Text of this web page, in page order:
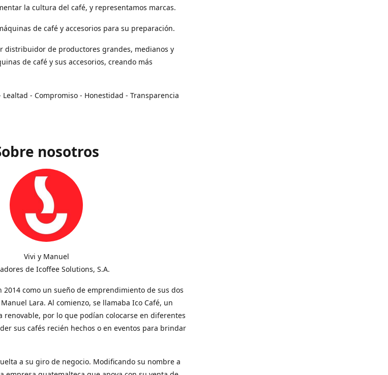
la cultura del café, y representamos marcas.
de café y accesorios para su preparación.
distribuidor de productores grandes, medianos y
de café y sus accesorios, creando más
- Honestidad - Transparencia
nosotros
Vivi y Manuel
de Icoffee Solutions, S.A.
2014 como un sueño de emprendimiento de sus dos
Lara. Al comienzo, se llamaba Ico Café, un
renovable, por lo que podían colocarse en diferentes
sus cafés recién hechos o en eventos para brindar
a su giro de negocio. Modificando su nombre a